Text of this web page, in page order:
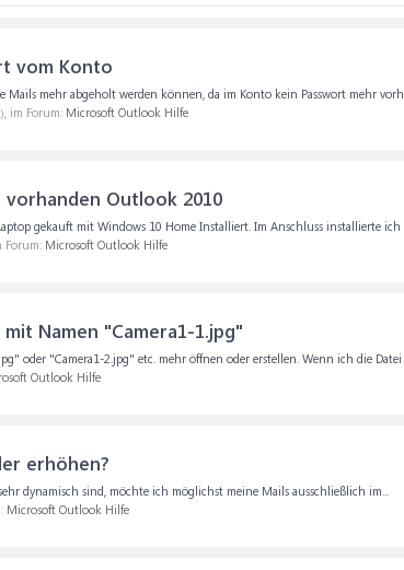
vom Konto
Mails mehr abgeholt werden können, da im Konto kein Passwort mehr
im Forum: Microsoft Outlook Hilfe
Outlook 2010
gekauft mit Windows 10 Home Installiert. Im Anschluss installierte ich
Forum: Microsoft Outlook Hilfe
Namen "Camera1-1.jpg"
oder "Camera1-2.jpg" etc. mehr öffnen oder erstellen. Wenn ich die Datei
Outlook Hilfe
erhöhen?
dynamisch sind, möchte ich möglichst meine Mails ausschließlich im...
Microsoft Outlook Hilfe